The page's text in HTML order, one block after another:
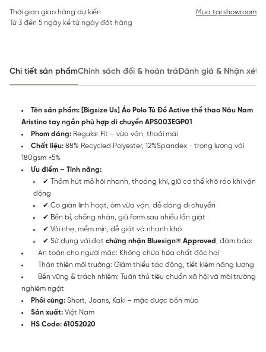
Thời gian giao hàng dự kiến
Từ 3 đến 5 ngày kể từ ngày đặt hàng
Mua tại showroom
Chi tiết sản phẩmChính sách đổi & hoàn trảĐánh giá & Nhận xét
Tên sản phẩm: [Bigsize Us] Áo Polo Tủ Đồ Active thể thao Nâu Nam
Aristino tay ngắn phù hợp di chuyển APS003EGP01
Phom dáng: Regular Fit – vừa vặn, thoải mái
Chất liệu: 88% Recycled Polyester, 12%Spandex - trọng lượng vải
180gsm ±5%
Ưu điểm – Tính năng:
✔ Thấm hút mồ hôi nhanh, thoáng khí, giữ cơ thể khô ráo khi vận
động
✔ Co giãn linh hoạt, ôm vừa vặn, dễ dàng di chuyển
✔ Bền bỉ, chống nhăn, giữ form sau nhiều lần giặt
✔ Vải nhẹ, mềm mịn, dễ giặt và nhanh khô
✔ Sử dụng vải đạt chứng nhận Bluesign® Approved, đảm bảo:
An toàn cho người mặc: Không chứa hóa chất độc hại
Thân thiện môi trường: Giảm thiểu tác động, tiết kiệm năng lượng
Bền vững & trách nhiệm: Tuân thủ tiêu chuẩn xã hội và môi trường
nghiêm ngặt
Phối cùng: Short, Jeans, Kaki – mặc được bốn mùa
Sản xuất: Việt Nam
HS Code: 61052020